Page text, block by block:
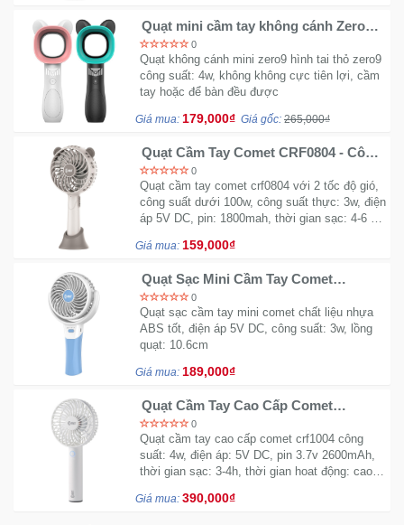
Quạt mini cầm tay không cánh Zero9
hình tai thỏ
0
Quạt không cánh mini zero9 hình tai thỏ zero9
công suất: 4w, không không cực tiên lợi, cầm
tay hoặc để bàn đều được
Giá mua: 179,000₫ Giá gốc: 265,000₫
Quạt Cầm Tay Comet CRF0804 - Công
suất 3W0
Quạt cầm tay comet crf0804 với 2 tốc độ gió,
công suất dưới 100w, công suất thực: 3w, điện
áp 5V DC, pin: 1800mah, thời gian sạc: 4-6 h,
Giá mua: 159,000₫
Quạt Sạc Mini Cầm Tay Comet
CRF0904 (3W)
0
Quạt sạc cầm tay mini comet chất liệu nhựa
ABS tốt, điện áp 5V DC, công suất: 3w, lồng
quạt: 10.6cm
Giá mua: 189,000₫
Quạt Cầm Tay Cao Cấp Comet
CRF1004 (Trắng/ Hồng)
0
Quạt cầm tay cao cấp comet crf1004 công
suất: 4w, điện áp: 5V DC, pin 3.7v 2600mAh,
thời gian sạc: 3-4h, thời gian hoat động: cao:
Giá mua: 390,000₫